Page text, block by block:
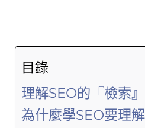
目錄
理解SEO的『檢索
為什麼學SEO要理